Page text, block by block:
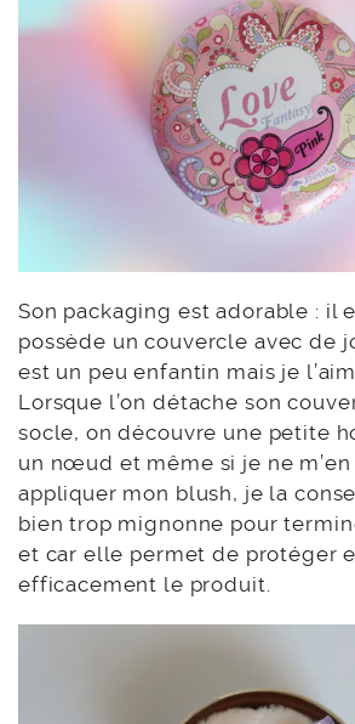
Son packaging est adorable : il
possède un couvercle avec de
est un peu enfantin mais je
Lorsque l’on détache son
socle, on découvre une petite
un nœud et même si je ne m’en
appliquer mon blush, je la
bien trop mignonne pour
et car elle permet de protéger
efficacement le produit.